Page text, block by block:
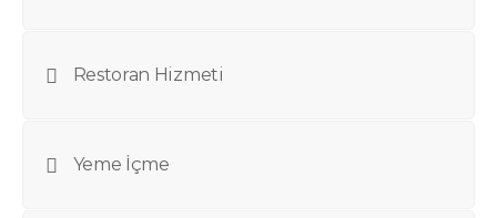
Restoran Hizmeti
Yeme İçme